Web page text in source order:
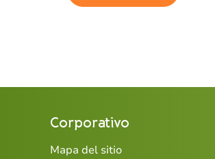
Corporativo
Mapa del sitio